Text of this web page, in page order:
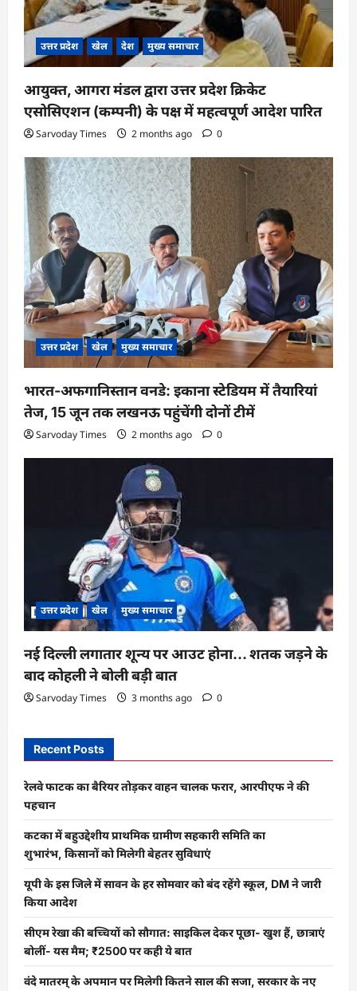
उत्तर प्रदेश खेल देश मुख्य समाचार
आयुक्त, आगरा मंडल द्वारा उत्तर प्रदेश क्रिकेट
एसोसिएशन (कम्पनी) के पक्ष में महत्वपूर्ण आदेश पारित
Sarvoday Times 2 months ago 0
उत्तर प्रदेश खेल मुख्य समाचार
भारत-अफगानिस्तान वनडे: इकाना स्टेडियम में तैयारियां
तेज, 15 जून तक लखनऊ पहुंचेंगी दोनों टीमें
Sarvoday Times 2 months ago 0
उत्तर प्रदेश खेल मुख्य समाचार
नई दिल्ली लगातार शून्य पर आउट होना… शतक जड़ने के
बाद कोहली ने बोली बड़ी बात
Sarvoday Times 3 months ago 0
Recent Posts
रेलवे फाटक का बैरियर तोड़कर वाहन चालक फरार, आरपीएफ ने की
पहचान
कटका में बहुउद्देशीय प्राथमिक ग्रामीण सहकारी समिति का
शुभारंभ, किसानों को मिलेगी बेहतर सुविधाएं
यूपी के इस जिले में सावन के हर सोमवार को बंद रहेंगे स्कूल, DM ने जारी
किया आदेश
सीएम रेखा की बच्चियों को सौगात: साइकिल देकर पूछा- खुश हैं, छात्राएं
बोलीं- यस मैम; ₹2500 पर कही ये बात
वंदे मातरम् के अपमान पर मिलेगी कितने साल की सजा, सरकार के नए